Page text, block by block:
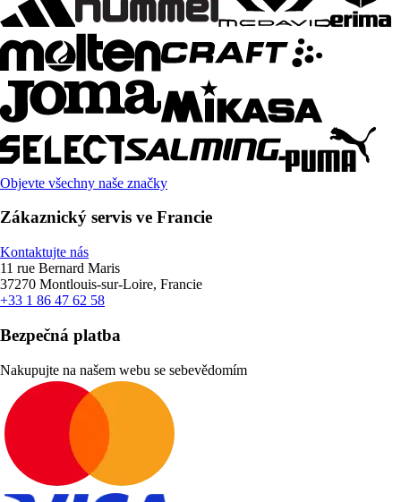
Objevte všechny naše značky
Zákaznický servis ve Francie
Kontaktujte nás
11 rue Bernard Maris
37270 Montlouis-sur-Loire, Francie
+33 1 86 47 62 58
Bezpečná platba
Nakupujte na našem webu se sebevědomím